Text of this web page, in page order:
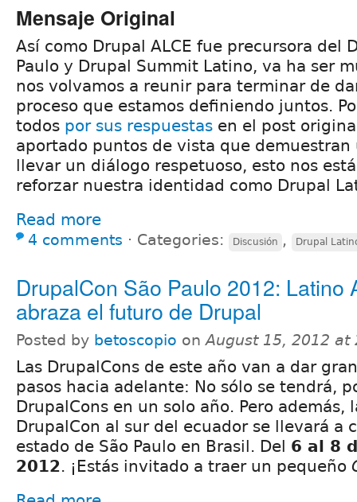
Mensaje Original
Así como Drupal ALCE fue precursora del
Paulo y Drupal Summit Latino, va ha ser
nos volvamos a reunir para terminar de
proceso que estamos definiendo juntos.
todos por sus respuestas en el post
aportado puntos de vista que demuestran
llevar un diálogo respetuoso, esto nos
reforzar nuestra identidad como Drupal
Read more
4 comments ⋅ Categories: Discusión , Drupal
DrupalCon São Paulo 2012: Latino
abraza el futuro de Drupal
Posted by betoscopio onAugust 15, 2012 at
Las DrupalCons de este año van a dar
pasos hacia adelante: No sólo se tendrá,
DrupalCons en un solo año. Pero además,
DrupalCon al sur del ecuador se llevará a
estado de São Paulo en Brasil. Del 6 al 8
2012. ¡Estás invitado a traer un pequeño